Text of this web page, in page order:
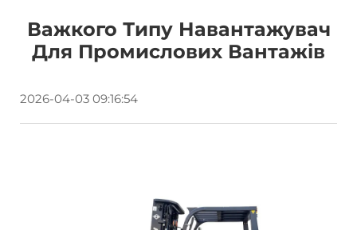
Важкого Типу Навантажувач
Для Промислових Вантажів
2026-04-03 09:16:54